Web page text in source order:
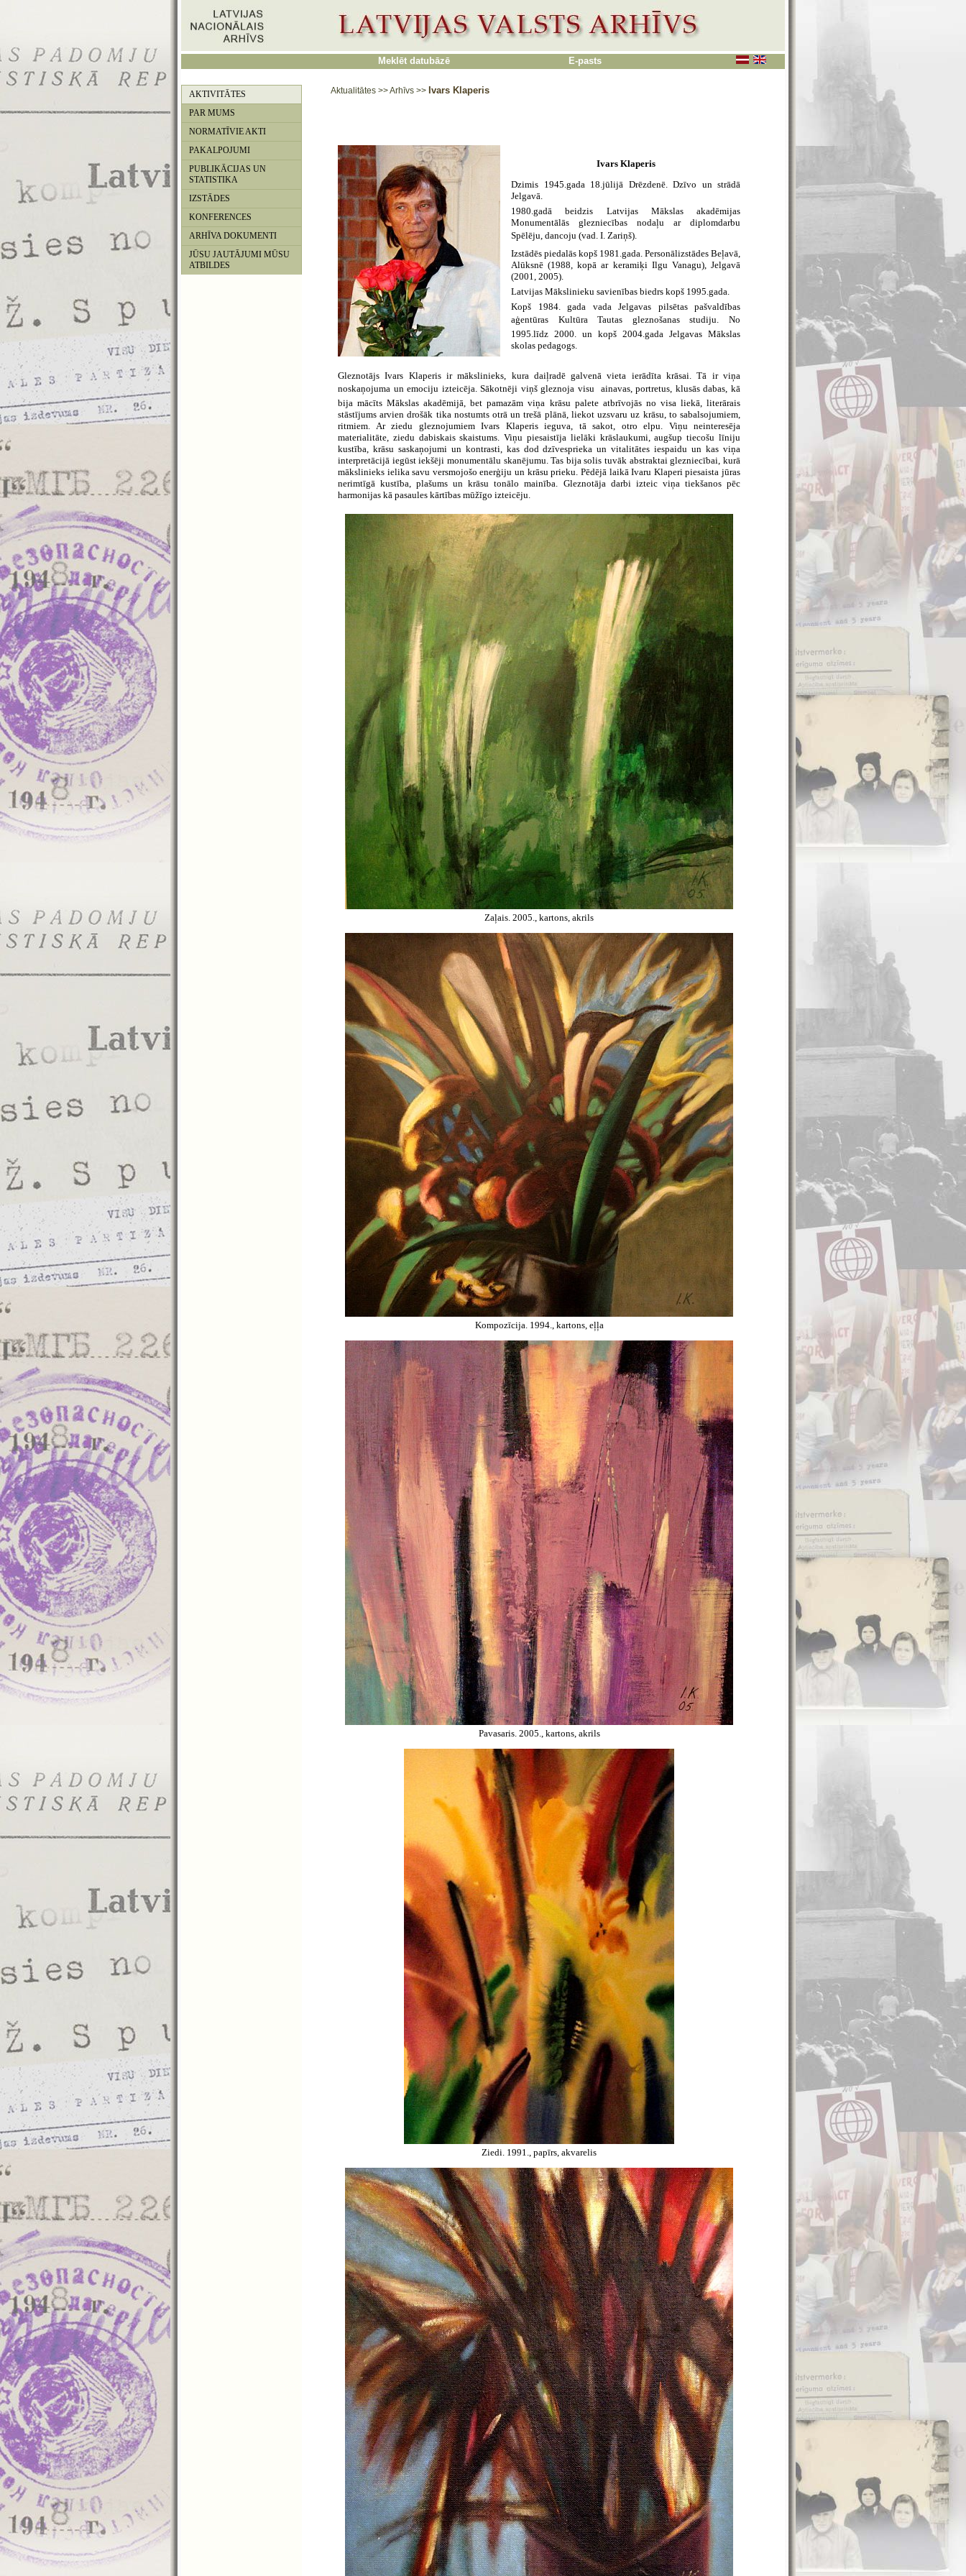
Meklēt datubāzē E-pasts
AKTIVITĀTES
PAR MUMS
NORMATĪVIE AKTI
PAKALPOJUMI
PUBLIKĀCIJAS UN
STATISTIKA
IZSTĀDES
KONFERENCES
ARHĪVA DOKUMENTI
JŪSU JAUTĀJUMI MŪSU
ATBILDES
Aktualitātes >>Arhīvs >> Ivars Klaperis
Ivars Klaperis
Dzimis 1945.gada 18.jūlijā Drēzdenē. Dzīvo un strādā
Jelgavā.
1980.gadā beidzis Latvijas Mākslas akadēmijas
Monumentālās glezniecības nodaļu ar diplomdarbu
Spēlēju, dancoju (vad. I. Zariņš).
Izstādēs piedalās kopš 1981.gada. Personālizstādes Beļavā,
Alūksnē (1988, kopā ar keramiķi Ilgu Vanagu), Jelgavā
(2001, 2005).
Latvijas Mākslinieku savienības biedrs kopš 1995.gada.
Kopš 1984. gada vada Jelgavas pilsētas pašvaldības
aģentūras Kultūra Tautas gleznošanas studiju. No
1995.līdz 2000. un kopš 2004.gada Jelgavas Mākslas
skolas pedagogs.
Gleznotājs Ivars Klaperis ir mākslinieks, kura daiļradē galvenā vieta ierādīta krāsai. Tā ir viņa
noskaņojuma un emociju izteicēja. Sākotnēji viņš gleznoja visu  ainavas, portretus, klusās dabas, kā
bija mācīts Mākslas akadēmijā, bet pamazām viņa krāsu palete atbrīvojās no visa liekā, literārais
stāstījums arvien drošāk tika nostumts otrā un trešā plānā, liekot uzsvaru uz krāsu, to sabalsojumiem,
ritmiem. Ar ziedu gleznojumiem Ivars Klaperis ieguva, tā sakot, otro elpu. Viņu neinteresēja
materialitāte, ziedu dabiskais skaistums. Viņu piesaistīja lielāki krāslaukumi, augšup tiecošu līniju
kustība, krāsu saskaņojumi un kontrasti, kas dod dzīvesprieka un vitalitātes iespaidu un kas viņa
interpretācijā iegūst iekšēji monumentālu skanējumu. Tas bija solis tuvāk abstraktai glezniecībai, kurā
mākslinieks ielika savu versmojošo enerģiju un krāsu prieku. Pēdējā laikā Ivaru Klaperi piesaista jūras
nerimtīgā kustība, plašums un krāsu tonālo mainība. Gleznotāja darbi izteic viņa tiekšanos pēc
harmonijas kā pasaules kārtības mūžīgo izteicēju.
Zaļais. 2005., kartons, akrils
Kompozīcija. 1994., kartons, eļļa
Pavasaris. 2005., kartons, akrils
Ziedi. 1991., papīrs, akvarelis